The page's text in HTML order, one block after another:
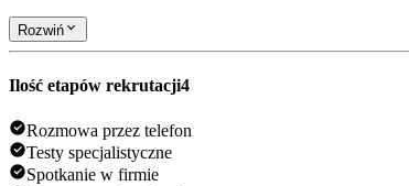
Rozwiń
Ilość etapów rekrutacji4
Rozmowa przez telefon
Testy specjalistyczne
Spotkanie w firmie